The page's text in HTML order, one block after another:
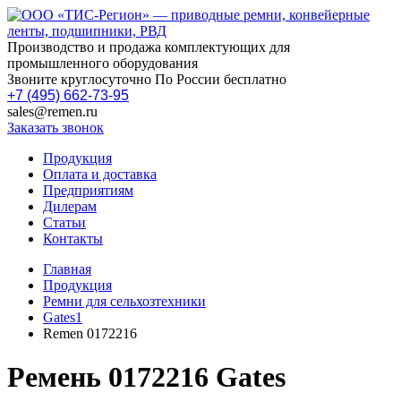
Производство и продажа комплектующих для
промышленного оборудования
Звоните круглосуточно По России бесплатно
+7 (495) 662-73-95
sales@remen.ru
Заказать звонок
Продукция
Оплата и доставка
Предприятиям
Дилерам
Статьи
Контакты
Главная
Продукция
Ремни для сельхозтехники
Gates1
Remen 0172216
Ремень 0172216 Gates